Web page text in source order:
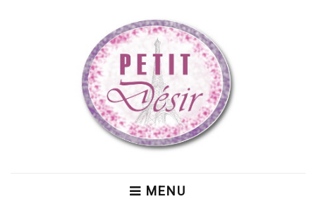
MENU